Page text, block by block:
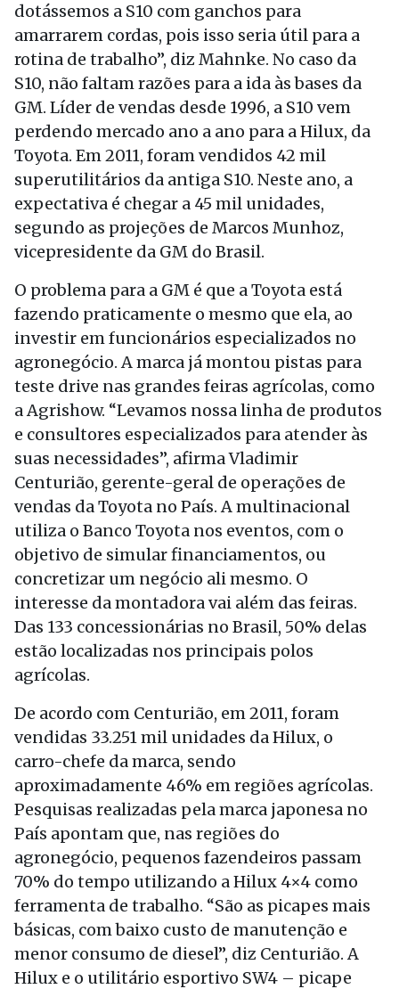
dotássemos a S10 com ganchos para
amarrarem cordas, pois isso seria útil para a
rotina de trabalho”, diz Mahnke. No caso da
S10, não faltam razões para a ida às bases da
GM. Líder de vendas desde 1996, a S10 vem
perdendo mercado ano a ano para a Hilux, da
Toyota. Em 2011, foram vendidos 42 mil
superutilitários da antiga S10. Neste ano, a
expectativa é chegar a 45 mil unidades,
segundo as projeções de Marcos Munhoz,
vicepresidente da GM do Brasil.
O problema para a GM é que a Toyota está
fazendo praticamente o mesmo que ela, ao
investir em funcionários especializados no
agronegócio. A marca já montou pistas para
teste drive nas grandes feiras agrícolas, como
a Agrishow. “Levamos nossa linha de produtos
e consultores especializados para atender às
suas necessidades”, afirma Vladimir
Centurião, gerente-geral de operações de
vendas da Toyota no País. A multinacional
utiliza o Banco Toyota nos eventos, com o
objetivo de simular financiamentos, ou
concretizar um negócio ali mesmo. O
interesse da montadora vai além das feiras.
Das 133 concessionárias no Brasil, 50% delas
estão localizadas nos principais polos
agrícolas.
De acordo com Centurião, em 2011, foram
vendidas 33.251 mil unidades da Hilux, o
carro-chefe da marca, sendo
aproximadamente 46% em regiões agrícolas.
Pesquisas realizadas pela marca japonesa no
País apontam que, nas regiões do
agronegócio, pequenos fazendeiros passam
70% do tempo utilizando a Hilux 4×4 como
ferramenta de trabalho. “São as picapes mais
básicas, com baixo custo de manutenção e
menor consumo de diesel”, diz Centurião. A
Hilux e o utilitário esportivo SW4 – picape